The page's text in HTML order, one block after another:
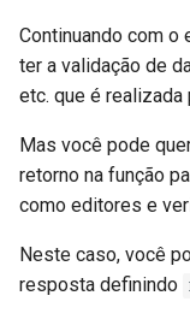
Continuando com o
ter a validação de
etc. que é realizada
Mas você pode
retorno na função
como editores e
Neste caso, você
resposta definindo